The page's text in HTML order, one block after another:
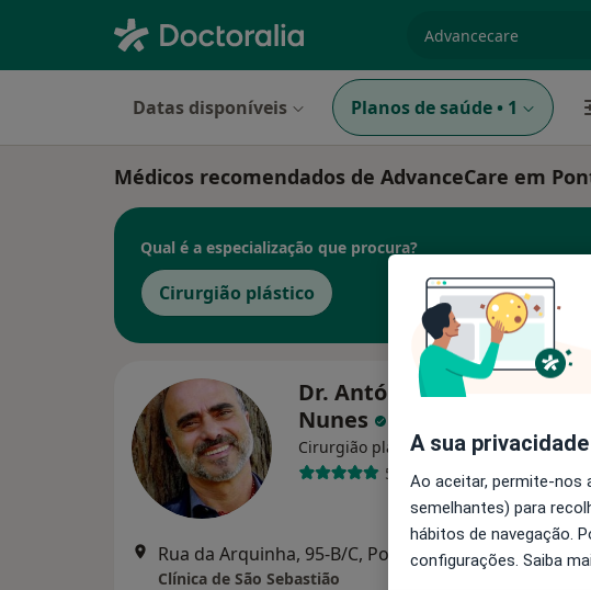
Datas disponíveis Planos de saúde • 1
Médicos recomendados de AdvanceCare em
Qual é a especialização que procura?
Cirurgião plástico
Dr. António de Oliveira
Nunes
Cirurgião plástico
58 opiniões
Rua da Arquinha, 95-B/C, Ponta Delgada• Mapa
Clínica de São Sebastião
A sua
Ao aceitar, permite-nos
semelhantes) para
hábitos de navegação.
configurações. Saiba